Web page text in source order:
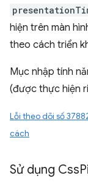
hiện trên màn
theo cách triển
Mục nhập tính
(được thực hiện
Lỗi theo dõi số
cách
Sử dụng Css